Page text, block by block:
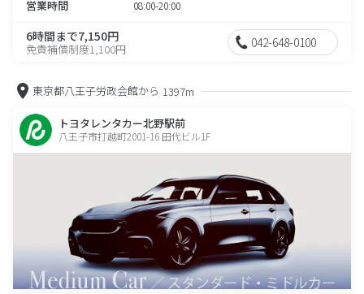
営業時間 08:00-20:00
6時間まで7,150円
免責補償制度1,100円 042-648-0100
東京都八王子労政会館から 1397m
トヨタレンタカー北野駅前
八王子市打越町2001-16 田代ビル1F